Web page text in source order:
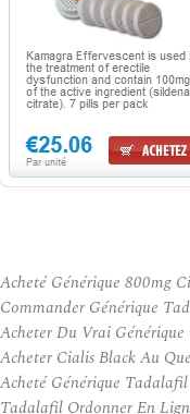
Acheté Générique 800mg
Commander Générique
Acheter Du Vrai
Acheter Cialis Black Au
Acheté Générique
Tadalafil Ordonner En